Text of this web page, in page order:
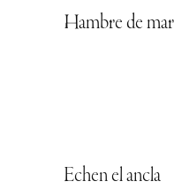
Hambre de mar
Echen el ancla